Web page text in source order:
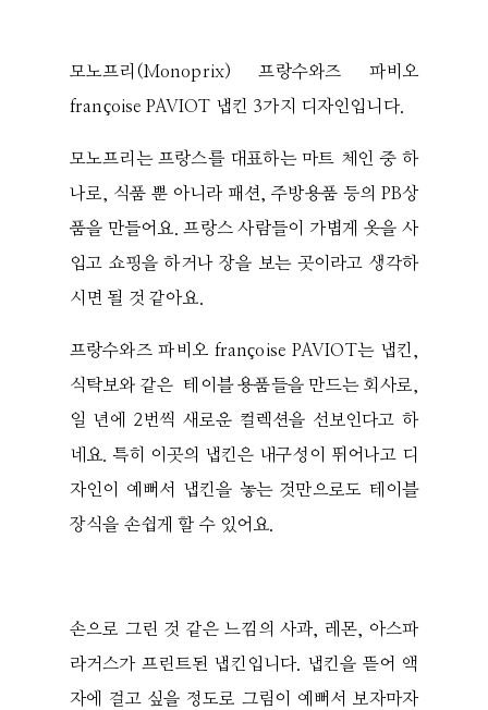
모노프리(Monoprix) 프랑수와즈 파비오
françoise PAVIOT 냅킨 3가지 디자인입니다.
모노프리는 프랑스를 대표하는 마트 체인 중 하
나로, 식품 뿐 아니라 패션, 주방용품 등의 PB상
품을 만들어요. 프랑스 사람들이 가볍게 옷을 사
입고 쇼핑을 하거나 장을 보는 곳이라고 생각하
시면 될 것 같아요.
프랑수와즈 파비오 françoise PAVIOT는 냅킨,
식탁보와 같은 테이블 용품들을 만드는 회사로,
일 년에 2번씩 새로운 컬렉션을 선보인다고 하
네요. 특히 이곳의 냅킨은 내구성이 뛰어나고 디
자인이 예뻐서 냅킨을 놓는 것만으로도 테이블
장식을 손쉽게 할 수 있어요.
손으로 그린 것 같은 느낌의 사과, 레몬, 아스파
라거스가 프린트된 냅킨입니다. 냅킨을 뜯어 액
자에 걸고 싶을 정도로 그림이 예뻐서 보자마자